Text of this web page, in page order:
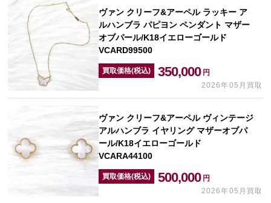
ヴァン クリーフ&アーペル ラッキー ア
ルハンブラ パピヨン ペンダント マザー
オブパール/K18イエローゴールド
VCARD99500
買取価格(税込) 350,000 円
2026年05月買取
ヴァン クリーフ&アーペル ヴィンテージ
アルハンブラ イヤリング マザーオブパ
ール/K18イエローゴールド
VCARA44100
買取価格(税込) 500,000 円
2026年05月買取